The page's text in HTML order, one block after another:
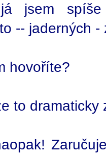
jsem
-- jaderných -
hovoříte?
to